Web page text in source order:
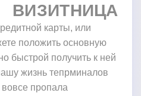
ВИЗИТНИЦА
карты, или
положить основную
быстрой получить к ней
жизнь тепрминалов
вовсе пропала